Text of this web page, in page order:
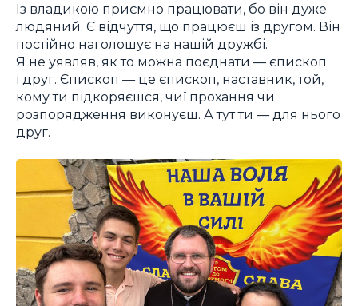
Із владикою приємно працювати, бо він дуже
людяний. Є відчуття, що працюєш із другом. Він
постійно наголошує на нашій дружбі.
Я не уявляв, як то можна поєднати — єпископ
і друг. Єпископ — це єпископ, наставник, той,
кому ти підкоряєшся, чиї прохання чи
розпорядження виконуєш. А тут ти — для нього
друг.